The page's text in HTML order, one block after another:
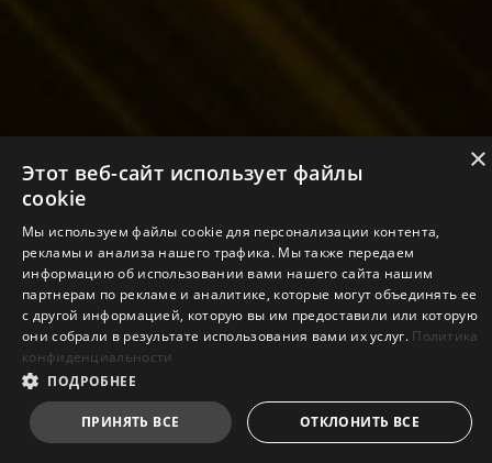
×
Этот веб-сайт использует файлы
cookie
Мы используем файлы cookie для персонализации контента,
рекламы и анализа нашего трафика. Мы также передаем
информацию об использовании вами нашего сайта нашим
партнерам по рекламе и аналитике, которые могут объединять ее
с другой информацией, которую вы им предоставили или которую
они собрали в результате использования вами их услуг. Политика
конфиденциальности
ПОДРОБНЕЕ
ПРИНЯТЬ ВСЕ ОТКЛОНИТЬ ВСЕ